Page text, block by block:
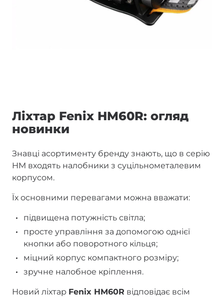
Ліхтар Fenix HM60R: огляд
новинки
Знавці асортименту бренду знають, що в серію
HM входять налобники з суцільнометалевим
корпусом.
Їх основними перевагами можна вважати:
підвищена потужність світла;
просте управління за допомогою однієї
кнопки або поворотного кільця;
міцний корпус компактного розміру;
зручне налобное кріплення.
Новий ліхтар Fenix HM60R відповідає всім